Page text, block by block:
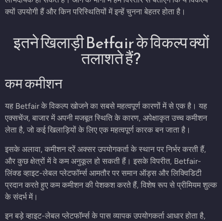
क्यों उपयोगी हैं और किन परिस्थितियों में इन्हें चुनना बेहतर होता है।
इतने खिलाड़ी Betfair के विकल्प क्यों
तलाशते हैं?
कम कमीशन
यह Betfair के विकल्प खोजने का सबसे महत्वपूर्ण कारणों में से एक है। यह
एक्सचेंज, बाजार में अपनी मजबूत स्थिति के कारण, अपेक्षाकृत उच्च कमीशन
लेता है, जो कई खिलाड़ियों के लिए एक महत्वपूर्ण कारक बन जाता है।
इसके अलावा, कमीशन दरें अक्सर उपयोगकर्ता के स्थान पर निर्भर करती हैं,
और कुछ क्षेत्रों में वे कम अनुकूल हो सकती हैं। इसके विपरीत, Betfair-
लिंक्ड व्हाइट-लेबल प्लेटफॉर्म्स आमतौर पर समान ऑड्स और लिक्विडिटी
प्रदान करते हुए कम कमीशन की पेशकश करते हैं, विशेष रूप से प्रीमियम शुल्क
के संदर्भ में।
इन बड़े व्हाइट-लेबल प्लेटफॉर्म्स के पास व्यापक उपयोगकर्ता आधार होता है,